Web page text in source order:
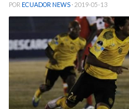
POR ECUADOR NEWS · 2019-05-13